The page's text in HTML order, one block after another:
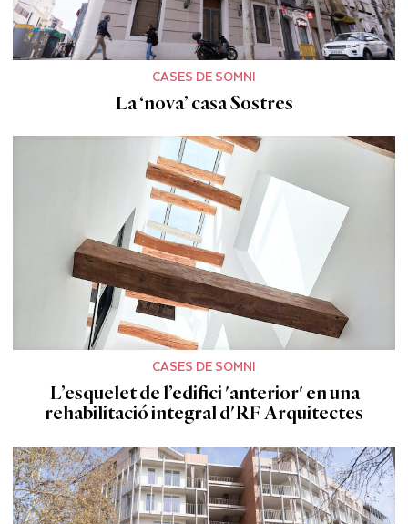
CASES DE SOMNI
La ‘nova’ casa Sostres
CASES DE SOMNI
L’esquelet de l’edifici 'anterior' en una
rehabilitació integral d'RF Arquitectes